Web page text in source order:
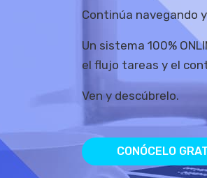
Continúa navegando y
Un sistema 100%
el flujo tareas y el
Ven y descúbrelo.
CONÓCELO